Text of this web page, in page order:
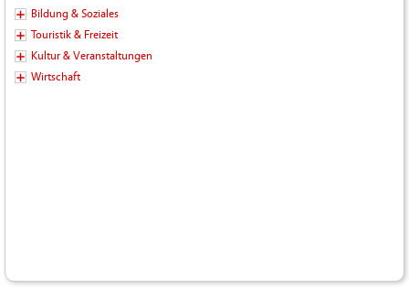
Bildung & Soziales
Touristik & Freizeit
Kultur & Veranstaltungen
Wirtschaft